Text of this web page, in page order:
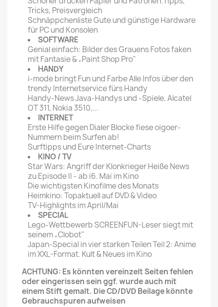
Tricks, Preisvergleich
Schnäppchenliste Gute und günstige Hardware
für PC und Konsolen
SOFTWARE
Genial einfach: Bilder des Grauens Fotos faken
mit Fantasie & „Paint Shop Pro"
HANDY
i-mode bringt Fun und Farbe Alle Infos über den
trendy Internetservice fürs Handy
Handy-News Java-Handys und -Spiele, Alcatel
OT 311, Nokia 3510,...
INTERNET
Erste Hilfe gegen Dialer Blocke fiese oigoer-
Nummern beim Surfen ab!
Surftipps und Eure Internet-Charts
KINO / TV
Star Wars: Angriff der Klonkrieger Heiße News
zu Episode II - ab i6. Mai im Kino
Die wichtigsten Kinofilme des Monats
Heimkino: Topaktuell auf DVD & Video
TV-Highlights im April/Mai
SPECIAL
Lego-Wettbewerb SCREENFUN-Leser siegt mit
seinem „Clobot"
Japan-Special in vier starken Teilen Teil 2: Anime
im XXL-Format. Kult & Neues im Kino
ACHTUNG: Es könnten vereinzelt Seiten fehlen
oder eingerissen sein ggf. wurde auch mit
einem Stift gemalt. Die CD/DVD Beilage könnte
Gebrauchspuren aufweisen